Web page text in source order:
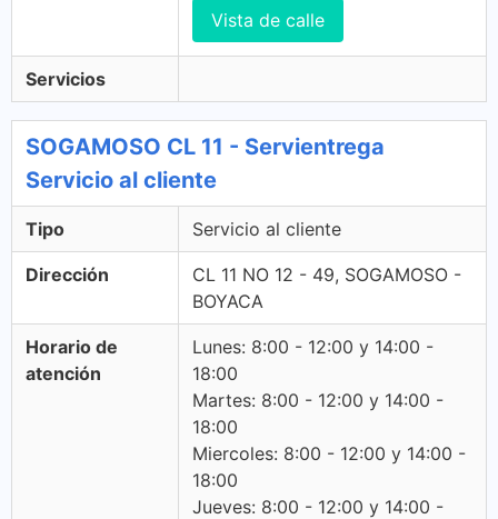
Vista de calle
Servicios
SOGAMOSO CL 11 - Servientrega
Servicio al cliente
Tipo Servicio al cliente
Dirección
CL 11 NO 12 - 49, SOGAMOSO -
BOYACA
Horario de
atención
Lunes: 8:00 - 12:00 y 14:00 -
18:00
Martes: 8:00 - 12:00 y 14:00 -
18:00
Miercoles: 8:00 - 12:00 y 14:00 -
18:00
Jueves: 8:00 - 12:00 y 14:00 -